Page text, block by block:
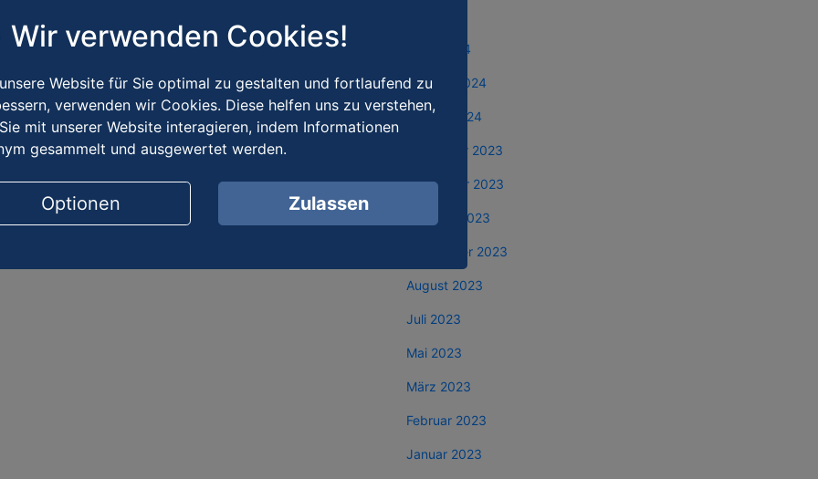
März 2024
Februar 2024
Januar 2024
Dezember 2023
November 2023
Oktober 2023
September 2023
August 2023
Juli 2023
Mai 2023
März 2023
Februar 2023
Januar 2023
Wir verwenden Cookies!
Website für Sie optimal zu gestalten und fortlaufend zu
verwenden wir Cookies. Diese helfen uns zu verstehen,
mit unserer Website interagieren, indem Informationen
gesammelt und ausgewertet werden.
Zulassen
Optionen